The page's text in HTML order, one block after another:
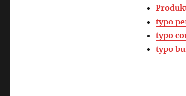
typo
typo
typo